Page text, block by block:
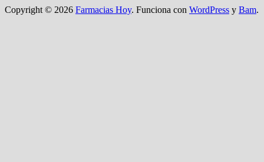
Copyright © 2026 Farmacias Hoy. Funciona con WordPress y Bam.